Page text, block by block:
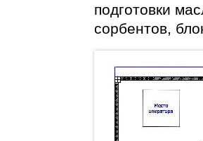
подготовки
сорбентов,